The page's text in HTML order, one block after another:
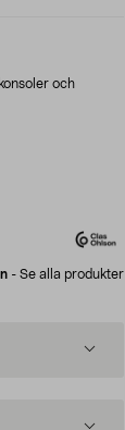
och
- Se alla produkter